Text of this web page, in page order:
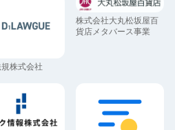
株式会社
株式会社大丸松坂屋百
貨店メタバース事業